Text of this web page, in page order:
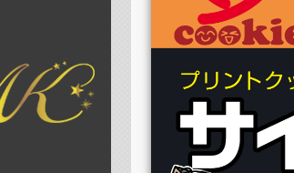
»もっと見る
2025/07/17
SHOWROOMでイベン
»もっと見る
2025/07/17
SHOWROOMでイベン
»もっと見る